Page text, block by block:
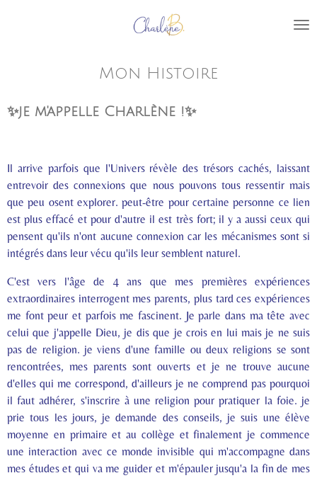
Mon Histoire
✨je m'appelle Charlène !✨
Il arrive parfois que l'Univers révèle des trésors cachés, laissant
entrevoir des connexions que nous pouvons tous ressentir mais
que peu osent explorer. peut-être pour certaine personne ce lien
est plus effacé et pour d'autre il est très fort; il y a aussi ceux qui
pensent qu'ils n'ont aucune connexion car les mécanismes sont si
intégrés dans leur vécu qu'ils leur semblent naturel.
C'est vers l'âge de 4 ans que mes premières expériences
extraordinaires interrogent mes parents, plus tard ces expériences
me font peur et parfois me fascinent. Je parle dans matête avec
celui que j'appelle Dieu, je dis que je crois en lui mais je ne suis
pas de religion. je viens d'une famille ou deux religions se sont
rencontrées, mes parents sont ouverts et je ne trouve aucune
d'elles qui me correspond, d'ailleurs je ne comprend pas pourquoi
il faut adhérer, s'inscrire à une religion pour pratiquer la foie. je
prie tous les jours, je demande des conseils, je suis une élève
moyenne en primaire et au collège et finalement je commence
une interaction avec ce monde invisible qui m'accompagne dans
mes études et qui va me guider et m'épauler jusqu'a la fin de mes